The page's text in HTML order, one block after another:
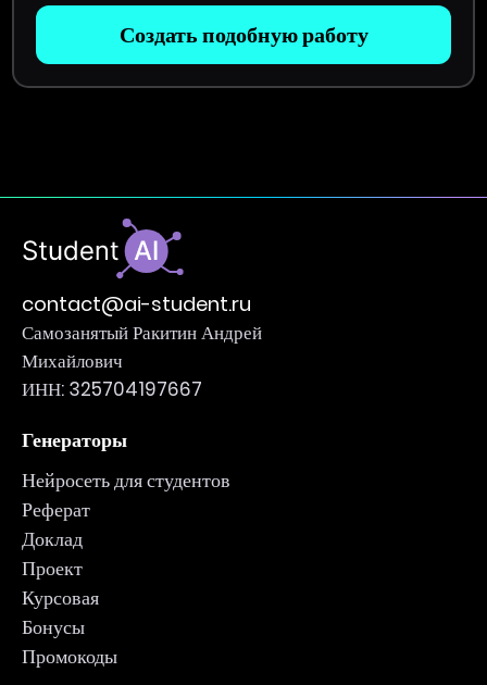
Создать подобную работу
contact@ai-student.ru
Самозанятый Ракитин Андрей
Михайлович
ИНН: 325704197667
Генераторы
Нейросеть для студентов
Реферат
Доклад
Проект
Курсовая
Бонусы
Промокоды